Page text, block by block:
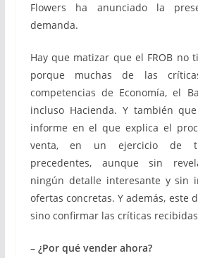
Flowers ha anunciado la
demanda.
Hay que matizar que el FROB no
porque muchas de las
competencias de Economía, el
incluso Hacienda. Y también
informe en el que explica el
venta, en un ejercicio de
precedentes, aunque sin
ningún detalle interesante y sin
ofertas concretas. Y además, este
sino confirmar las críticas
– ¿Por qué vender ahora?